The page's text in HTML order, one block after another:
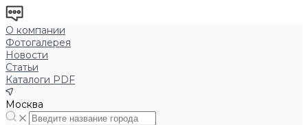
О компании
Фотогалерея
Новости
Статьи
Каталоги PDF
Москва